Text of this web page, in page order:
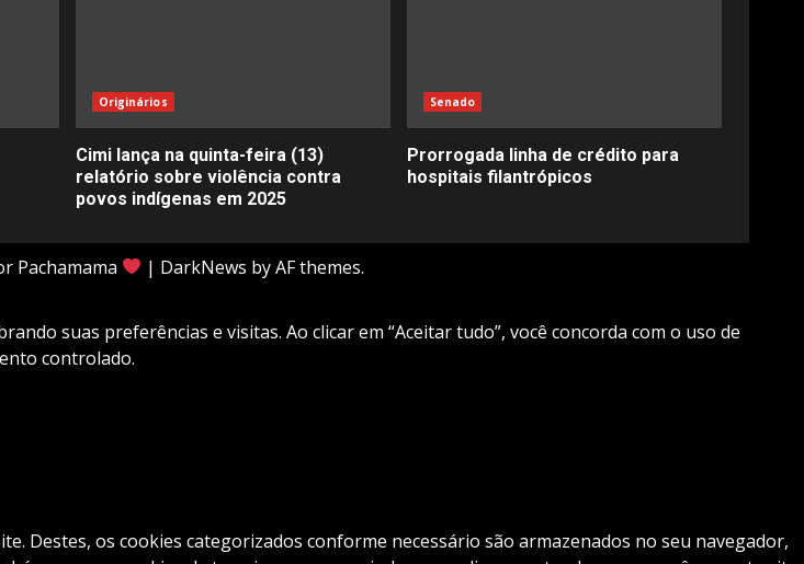
Originários
Cimi lança na quinta-feira (13)
relatório sobre violência contra
povos indígenas em 2025
Senado
Prorrogada linha de crédito para
hospitais filantrópicos
Pachamama | DarkNews by AF themes.
suas preferências e visitas. Ao clicar em “Aceitar tudo”, você concorda com o uso de
controlado.
Destes, os cookies categorizados conforme necessário são armazenados no seu navegador,